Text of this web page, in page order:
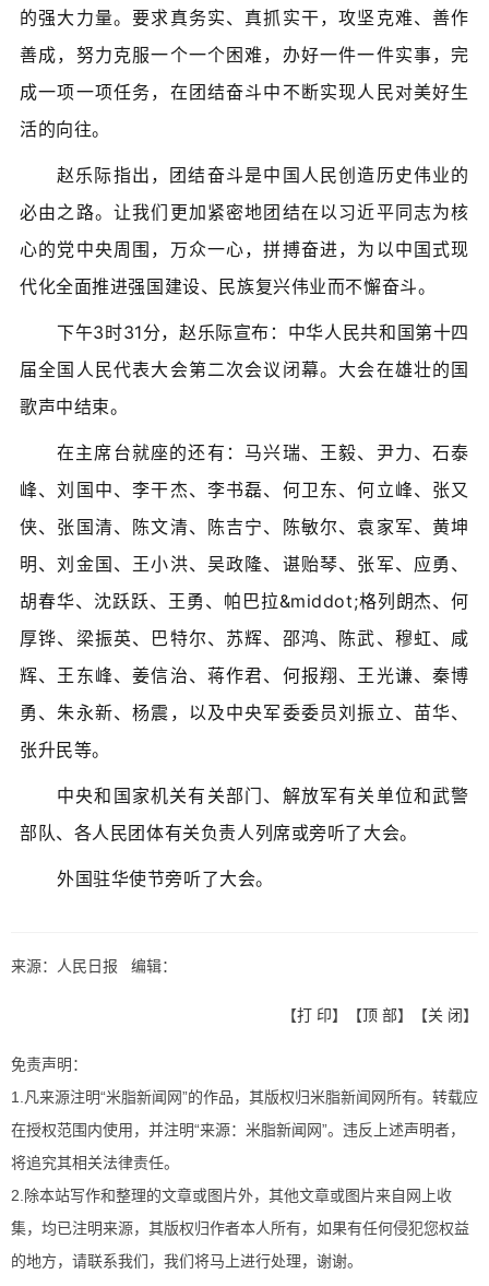
的强大力量。要求真务实、真抓实干，攻坚克难、善作
善成，努力克服一个一个困难，办好一件一件实事，完
成一项一项任务，在团结奋斗中不断实现人民对美好生
活的向往。
赵乐际指出，团结奋斗是中国人民创造历史伟业的
必由之路。让我们更加紧密地团结在以习近平同志为核
心的党中央周围，万众一心，拼搏奋进，为以中国式现
代化全面推进强国建设、民族复兴伟业而不懈奋斗。
下午3时31分，赵乐际宣布：中华人民共和国第十四
届全国人民代表大会第二次会议闭幕。大会在雄壮的国
歌声中结束。
在主席台就座的还有：马兴瑞、王毅、尹力、石泰
峰、刘国中、李干杰、李书磊、何卫东、何立峰、张又
侠、张国清、陈文清、陈吉宁、陈敏尔、袁家军、黄坤
明、刘金国、王小洪、吴政隆、谌贻琴、张军、应勇、
胡春华、沈跃跃、王勇、帕巴拉&middot;格列朗杰、何
厚铧、梁振英、巴特尔、苏辉、邵鸿、陈武、穆虹、咸
辉、王东峰、姜信治、蒋作君、何报翔、王光谦、秦博
勇、朱永新、杨震，以及中央军委委员刘振立、苗华、
张升民等。
中央和国家机关有关部门、解放军有关单位和武警
部队、各人民团体有关负责人列席或旁听了大会。
外国驻华使节旁听了大会。
来源：人民日报 编辑：
【打 印】【顶 部】【关 闭】
免责声明：
1.凡来源注明“米脂新闻网”的作品，其版权归米脂新闻网所有。转载应
在授权范围内使用，并注明“来源：米脂新闻网”。违反上述声明者，
将追究其相关法律责任。
2.除本站写作和整理的文章或图片外，其他文章或图片来自网上收
集，均已注明来源，其版权归作者本人所有，如果有任何侵犯您权益
的地方，请联系我们，我们将马上进行处理，谢谢。